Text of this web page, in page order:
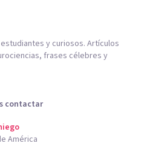
y curiosos. Artículos
frases célebres y
contactar
América